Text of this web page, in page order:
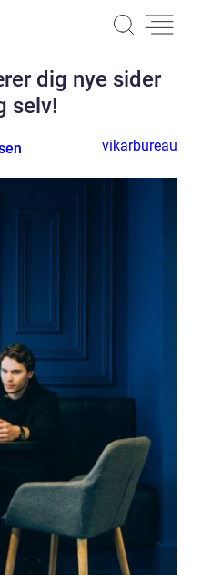
dig nye sider
selv!
vikarbureau